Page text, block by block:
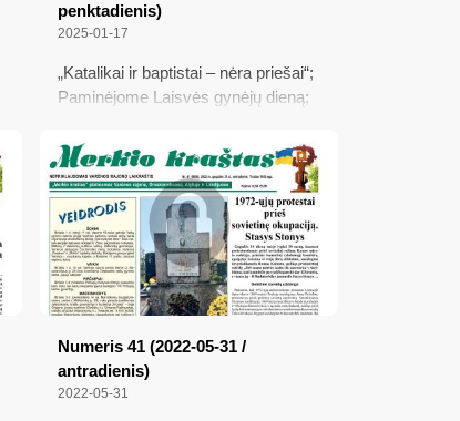
penktadienis)
2025-01-17
„Katalikai ir baptistai – nėra priešai“;
Paminėjome Laisvės gynėjų dieną;
numirti?; Karalienė Bona – rūsti
motina, užauginusi stiprias
asmenybes; Kirviu kirto motinai
Numeris 41 (2022-05-31 /
antradienis)
2022-05-31